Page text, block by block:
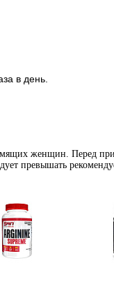
в день.
женщин. Перед
превышать